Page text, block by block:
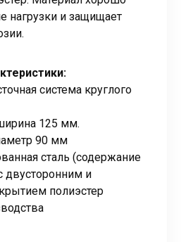
нагрузки и защищает
система круглого
125 мм.
90 мм
сталь (содержание
двусторонним и
полиэстер